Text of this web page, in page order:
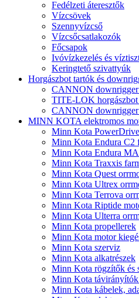
Fedélzeti áteresztők
Vízcsövek
Szennyvízcső
Vízcsőcsatlakozók
Főcsapok
Ivóvízkezelés és
Keringtető szivattyúk
Horgászbot tartók és
CANNON downrigger
TITE-LOK
CANNON downrigger
MINN KOTA elektromos
Minn Kota
Minn Kota Endura C2
Minn Kota Endura
Minn Kota Traxxis
Minn Kota Quest
Minn Kota Ultrex
Minn Kota Terrova
Minn Kota Riptide
Minn Kota Ulterra
Minn Kota propellerek
Minn Kota motor
Minn Kota szerviz
Minn Kota alkatrészek
Minn Kota rögzítők és
Minn Kota távirányítók
Minn Kota kábelek,